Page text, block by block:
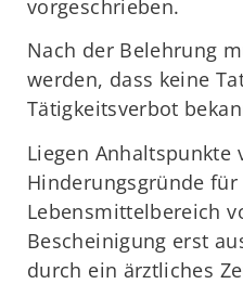
vorgeschrieben.
Nach der Belehrung
werden, dass keine
Tätigkeitsverbot
Liegen Anhaltspunkte
Hinderungsgründe
Lebensmittelbereich
Bescheinigung erst
durch ein ärztliches